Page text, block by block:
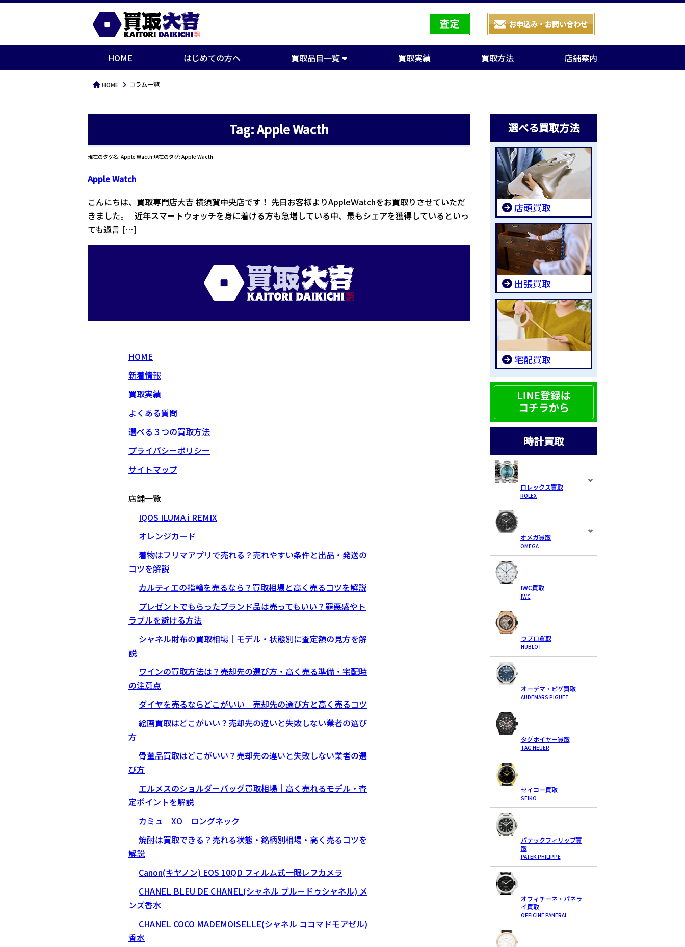
HOME はじめての方へ 買取品目一覧 買取実績 買取方法 店舗案内
HOME コラム一覧
Tag: Apple Wacth
現在のタグ名: Apple Wacth 現在のタグ: Apple Wacth
Apple Watch
こんにちは、買取専門店大吉 横須賀中央店です！ 先日お客様よりAppleＷatchをお買取りさせていただ
きました。 近年スマートウォッチを身に着ける方も急増している中、最もシェアを獲得しているといっ
ても過言 […]
HOME
新着情報
買取実績
よくある質問
選べる３つの買取方法
プライバシーポリシー
サイトマップ
店舗一覧
IQOS ILUMA i REMIX
オレンジカード
着物はフリマアプリで売れる？売れやすい条件と出品・発送の
コツを解説
カルティエの指輪を売るなら？買取相場と高く売るコツを解説
プレゼントでもらったブランド品は売ってもいい？罪悪感やト
ラブルを避ける方法
シャネル財布の買取相場｜モデル・状態別に査定額の見方を解
説
ワインの買取方法は？売却先の選び方・高く売る準備・宅配時
の注意点
ダイヤを売るならどこがいい｜売却先の選び方と高く売るコツ
絵画買取はどこがいい？売却先の違いと失敗しない業者の選び
方
骨董品買取はどこがいい？売却先の違いと失敗しない業者の選
び方
エルメスのショルダーバッグ買取相場｜高く売れるモデル・査
定ポイントを解説
カミュ XO ロングネック
焼酎は買取できる？売れる状態・銘柄別相場・高く売るコツを
解説
Canon(キヤノン) EOS 10QD フィルム式一眼レフカメラ
CHANEL BLEU DE CHANEL(シャネル ブルードゥシャネル) メ
ンズ香水
CHANEL COCO MADEMOISELLE(シャネル ココマドモアゼル)
香水
選べる買取方法
店頭買取
出張買取
宅配買取
時計買取
ロレックス買取
ROLEX
オメガ買取
OMEGA
IWC買取
IWC
ウブロ買取
HUBLOT
オーデマ・ピゲ買取
AUDEMARS PIGUET
タグホイヤー買取
TAG HEUER
セイコー買取
SEIKO
パテックフィリップ買
取
PATEK PHILIPPE
オフィチーネ・パネラ
イ買取
OFFICINE PANERAI